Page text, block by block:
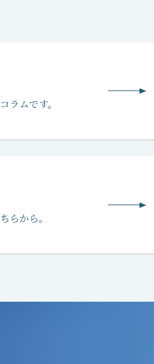
ラムです。
らから。